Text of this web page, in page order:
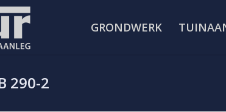
GRONDWERK
290-2